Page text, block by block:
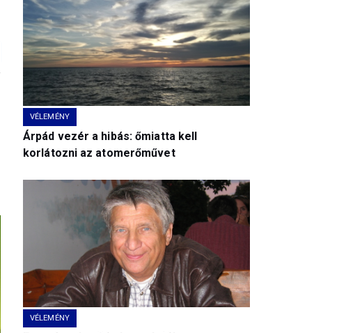
Megosztás
VÉLEMÉNY
Árpád vezér a hibás: őmiatta kell
korlátozni az atomerőművet
VÉLEMÉNY